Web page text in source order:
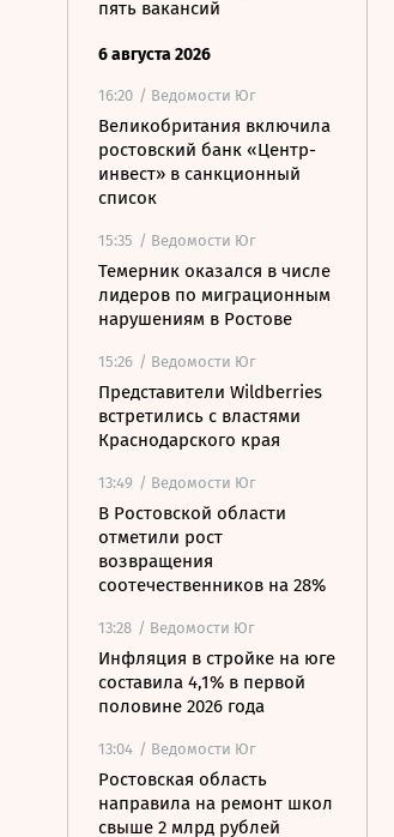
пять вакансий
6 августа 2026
16:20 / Ведомости Юг
Великобритания включила
ростовский банк «Центр-
инвест» в санкционный
список
15:35 / Ведомости Юг
Темерник оказался в числе
лидеров по миграционным
нарушениям в Ростове
15:26 / Ведомости Юг
Представители Wildberries
встретились с властями
Краснодарского края
13:49 / Ведомости Юг
В Ростовской области
отметили рост
возвращения
соотечественников на 28%
13:28 / Ведомости Юг
Инфляция в стройке на юге
составила 4,1% в первой
половине 2026 года
13:04 / Ведомости Юг
Ростовская область
направила на ремонт школ
свыше 2 млрд рублей